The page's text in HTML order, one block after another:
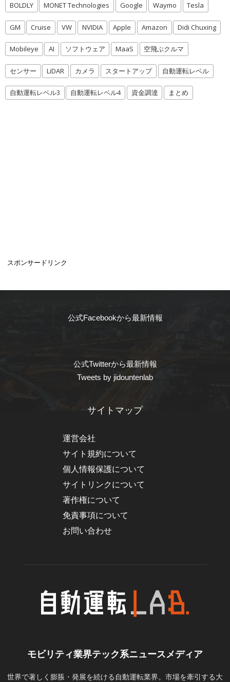
BOLDLY MONET Technologies Google Waymo Tesla
GM Cruise VW NVIDIA Apple Amazon Didi Chuxing
Mobileye AI ソフトウェア MaaS 空飛ぶクルマ
センサー LiDAR カメラ スタートアップ 自動運転レベル
自動運転レベル3 自動運転レベル4 資金調達 まとめ
スポンサードリンク
公式Facebookから最新情報
公式Twitterから最新情報
Tweets by jidountenlab
サイトマップ
運営会社
サイト規約について
個人情報保護について
サイトリンクについて
著作権について
免責事項について
お問い合わせ
モビリティ業界テック系ニュースメディア
世界で著しく膨脹・発展を続ける自動運転業界。市場を牽引する大